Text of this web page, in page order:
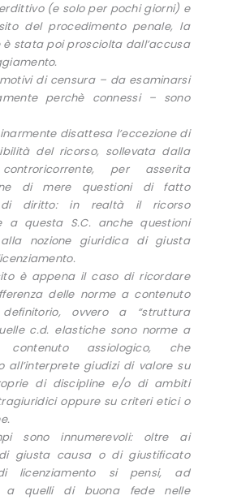
(e solo per pochi giorni) e
del procedimento penale, la
è stata poi prosciolta dall’accusa
di censura – da esaminarsi
perchè connessi – sono
disattesa l’eccezione di
del ricorso, sollevata dalla
per asserita
di mere questioni di fatto
di diritto: in realtà il ricorso
a questa S.C. anche questioni
nozione giuridica di giusta
è appena il caso di ricordare
delle norme a contenuto
ovvero a “struttura
c.d. elastiche sono norme a
contenuto assiologico, che
all’interprete giudizi di valore su
di discipline e/o di ambiti
oppure su criteri etici o
sono innumerevoli: oltre ai
giusta causa o di giustificato
licenziamento si pensi, ad
a quelli di buona fede nelle